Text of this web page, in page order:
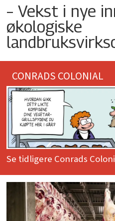
– Vekst i nye
økologiske
CONRADS COLONIAL
Se tidligere Conrads